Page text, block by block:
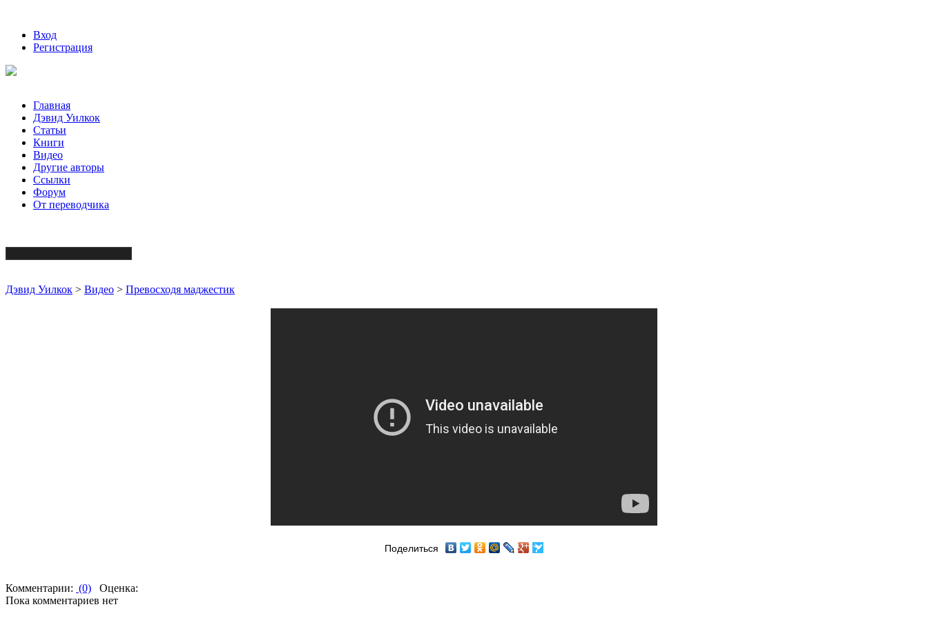
Вход
Регистрация
Главная
Дэвид Уилкок
Статьи
Книги
Видео
Другие авторы
Ссылки
Форум
От переводчика
Дэвид Уилкок > Видео > Превосходя маджестик
Поделиться
Комментарии: (0) Оценка:
Пока комментариев нет